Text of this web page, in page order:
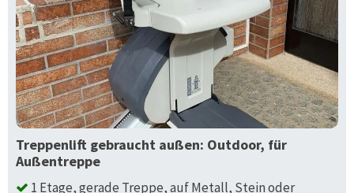
Treppenlift gebraucht außen: Outdoor, für
Außentreppe
1 Etage, gerade Treppe, auf Metall, Stein oder